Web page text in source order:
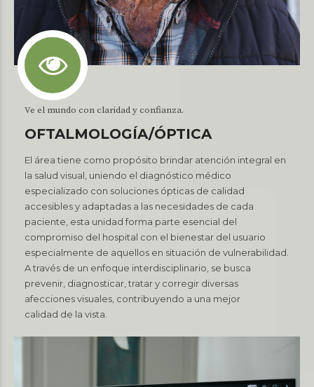
Ve el mundo con claridad y confianza.
OFTALMOLOGÍA/ÓPTICA
El área tiene como propósito brindar atención integral en
la salud visual, uniendo el diagnóstico médico
especializado con soluciones ópticas de calidad
accesibles y adaptadas a las necesidades de cada
paciente, esta unidad forma parte esencial del
compromiso del hospital con el bienestar del usuario
especialmente de aquellos en situación de vulnerabilidad.
A través de un enfoque interdisciplinario, se busca
prevenir, diagnosticar, tratar y corregir diversas
afecciones visuales, contribuyendo a una mejor
calidad de la vista.